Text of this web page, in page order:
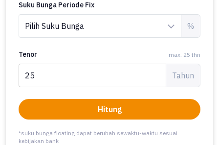
Suku Bunga Periode Fix
%
Tenor max. 25 thn
Tahun
Hitung
*suku bunga floating dapat berubah sewaktu-waktu sesuai
kebijakan bank